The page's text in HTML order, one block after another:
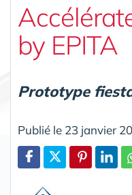
by EPITA
Prototype
Publié le 23 janvier